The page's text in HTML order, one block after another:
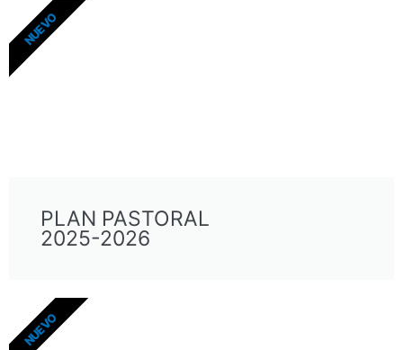
PLAN PASTORAL
2025-2026
NUEVO
NUEVO